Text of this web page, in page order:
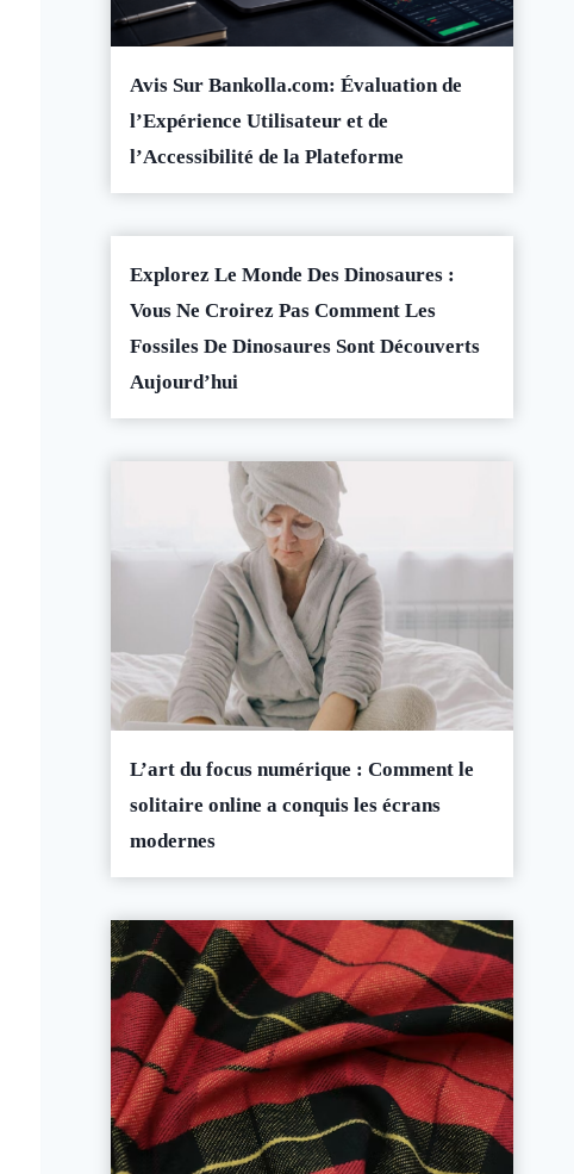
Avis Sur Bankolla.com: Évaluation de
l’Expérience Utilisateur et de
l’Accessibilité de la Plateforme
Explorez Le Monde Des Dinosaures :
Vous Ne Croirez Pas Comment Les
Fossiles De Dinosaures Sont Découverts
Aujourd’hui
L’art du focus numérique : Comment le
solitaire online a conquis les écrans
modernes